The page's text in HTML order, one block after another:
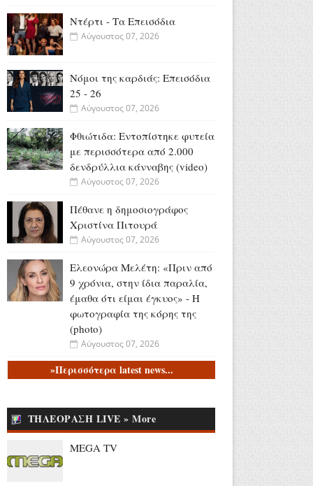
Ντέρτι - Τα Επεισόδια
Αύγουστος 07, 2026
Νόμοι της καρδιάς: Επεισόδια
25 - 26
Αύγουστος 07, 2026
Φθιώτιδα: Εντοπίστηκε φυτεία
με περισσότερα από 2.000
δενδρύλλια κάνναβης (video)
Αύγουστος 07, 2026
Πέθανε η δημοσιογράφος
Χριστίνα Πιτουρά
Αύγουστος 07, 2026
Ελεονώρα Μελέτη: «Πριν από
9 χρόνια, στην ίδια παραλία,
έμαθα ότι είμαι έγκυος» - Η
φωτογραφία της κόρης της
(photo)
Αύγουστος 07, 2026
Ακύλας για Eurovision:
πρωτιά, η Dara με μάγεψε»
(video)
Αύγουστος 07, 2026
»Περισσότερα latest news...
ΤΗΛΕΟΡΑΣΗ LIVE » More
MEGA TV